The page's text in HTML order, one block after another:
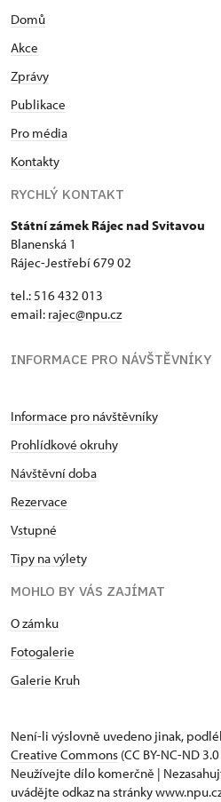
Domů
Akce
Zprávy
Publikace
Pro média
Kontakty
RYCHLÝ KONTAKT
Státní zámek Rájec nad Svitavou
Blanenská 1
Rájec-Jestřebí 679 02
tel.: 516 432 013
email: rajec@npu.cz
INFORMACE PRO NÁVŠTĚVNÍKY
Informace pro návštěvníky
Prohlídkové okruhy
Návštěvní doba
Rezervace
Vstupné
Tipy na výlety
MOHLO BY VÁS ZAJÍMAT
O zámku
Fotogalerie
Galerie Kruh
Není-li výslovně uvedeno jinak,
Creative Commons (CC BY-NC-ND
Neužívejte dílo komerčně |
uvádějte odkaz na stránky